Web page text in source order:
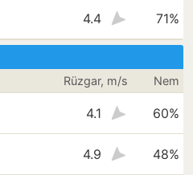
4.4 71%
Rüzgar, m/s Nem
4.1 60%
4.9 48%